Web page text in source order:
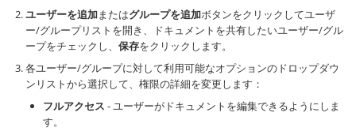
ユーザーを追加またはグループを追加ボタンをクリックしてユーザ
ー/グループリストを開き、ドキュメントを共有したいユーザー/グル
ープをチェックし、 保存をクリックします。
各ユーザー/グループに対して利用可能なオプションのドロップダウ
ンリストから選択して、権限の詳細を変更します：
フルアクセス - ユーザーがドキュメントを編集できるようにしま
す。